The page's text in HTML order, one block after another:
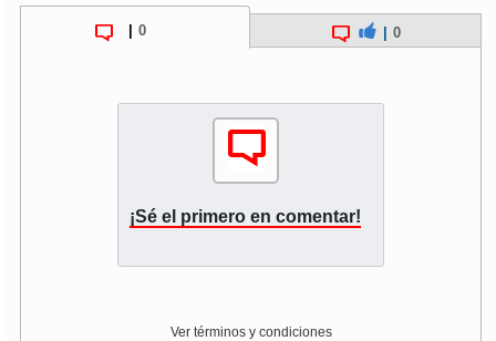
| 0 0
¡Sé el primero en comentar!
Ver términos y condiciones